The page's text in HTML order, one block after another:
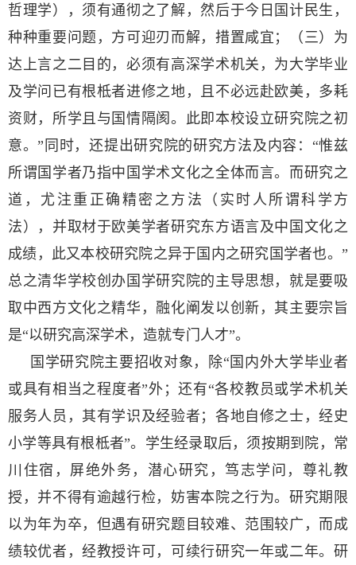
哲理学），须有通彻之了解，然后于今日国计民生，
种种重要问题，方可迎刃而解，措置咸宜；（三）为
达上言之二目的，必须有高深学术机关，为大学毕业
及学问已有根柢者进修之地，且不必远赴欧美，多耗
资财，所学且与国情隔阂。此即本校设立研究院之初
意。”同时，还提出研究院的研究方法及内容：“惟兹
所谓国学者乃指中国学术文化之全体而言。而研究之
道，尤注重正确精密之方法（实时人所谓科学方
法），并取材于欧美学者研究东方语言及中国文化之
成绩，此又本校研究院之异于国内之研究国学者也。”
总之清华学校创办国学研究院的主导思想，就是要吸
取中西方文化之精华，融化阐发以创新，其主要宗旨
是“以研究高深学术，造就专门人才”。
国学研究院主要招收对象，除“国内外大学毕业者
或具有相当之程度者”外；还有“各校教员或学术机关
服务人员，其有学识及经验者；各地自修之士，经史
小学等具有根柢者”。学生经录取后，须按期到院，常
川住宿，屏绝外务，潜心研究，笃志学问，尊礼教
授，并不得有逾越行检，妨害本院之行为。研究期限
以为年为卒，但遇有研究题目较难、范围较广，而成
绩较优者，经教授许可，可续行研究一年或二年。研